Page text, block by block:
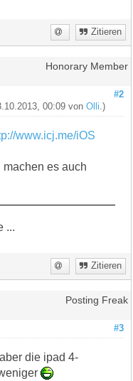
Zitieren
Honorary Member
#2
00:09 vonOlli .)
www.icj.me/iOS
es auch
...
Zitieren
Posting Freak
#3
die ipad 4-